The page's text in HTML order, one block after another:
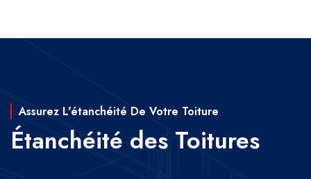
Assurez L'étanchéité De Votre Toiture
Étanchéité des Toitures